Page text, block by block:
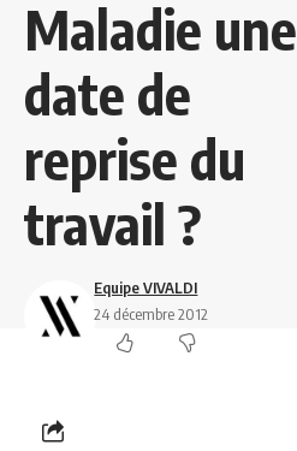
Maladie une
date de
reprise du
travail ?
Equipe VIVALDI
24 décembre 2012